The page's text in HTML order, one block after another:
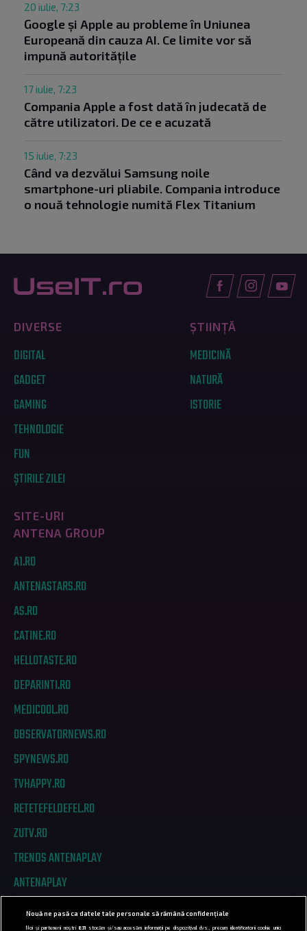
20 iulie, 7:23
Google și Apple au probleme în Uniunea
Europeană din cauza AI. Ce limite vor să
impună autoritățile
17 iulie, 7:23
Compania Apple a fost dată în judecată de
către utilizatori. De ce e acuzată
15 iulie, 7:23
Când va dezvălui Samsung noile
smartphone-uri pliabile. Compania introduce
o nouă tehnologie numită Flex Titanium
DIVERSE
DIGITAL
GADGET
GAMING
TEHNOLOGIE
FUN
ȘTIRILE ZILEI
ȘTIINȚĂ
MEDICINĂ
NATURĂ
ISTORIE
SITE-URI
ANTENA GROUP
A1.RO
ANTENASTARS.RO
AS.RO
CATINE.RO
HELLOTASTE.RO
DEPARINTI.RO
MEDICOOL.RO
OBSERVATORNEWS.RO
SPYNEWS.RO
TVHAPPY.RO
RETETEFELDEFEL.RO
ZUTV.RO
TRENDS ANTENAPLAY
ANTENAPLAY
PRIVACY
Nouă ne pasă ca datele tale personale să rămână confidențiale
Noi și partenerii noștri 831 stocăm și/sau accesăm informații pe dispozitivul dvs., precum identificatorii cookie unici